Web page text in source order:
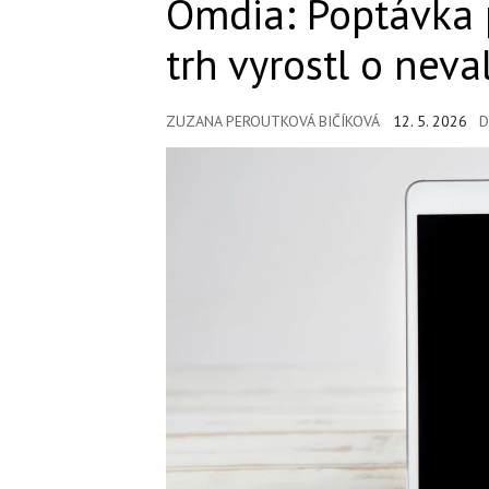
Omdia:
trh vyrostl o
ZUZANA PEROUTKOVÁ BIČÍKOVÁ 12. 5. 2026